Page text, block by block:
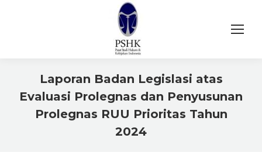
Laporan Badan Legislasi atas
Evaluasi Prolegnas dan Penyusunan
Prolegnas RUU Prioritas Tahun
2024